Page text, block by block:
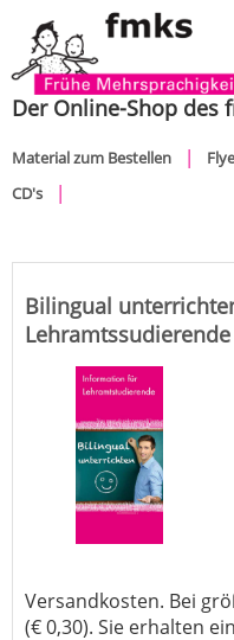
Der Online-Shop des
Navigation
überspringen
Material zum Bestellen
CD's
Bilingual
Lehramtssudierende
Versandkosten. Bei
(€ 0,30). Sie erhalten